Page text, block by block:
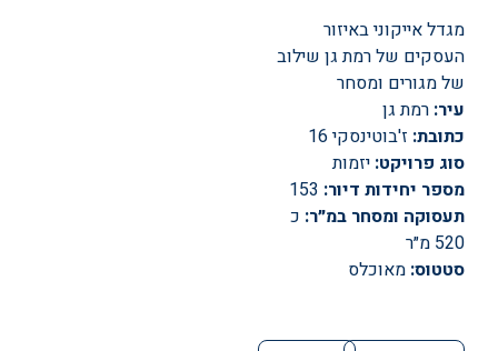
מגדל אייקוני באיזור
העסקים של רמת גן שילוב
של מגורים ומסחר
עיר: רמת גן
כתובת: ז'בוטינסקי 16
סוג פרויקט: יזמות
מספר יחידות דיור: 153
תעסוקה ומסחר במ״ר: כ
520 מ״ר
סטטוס: מאוכלס